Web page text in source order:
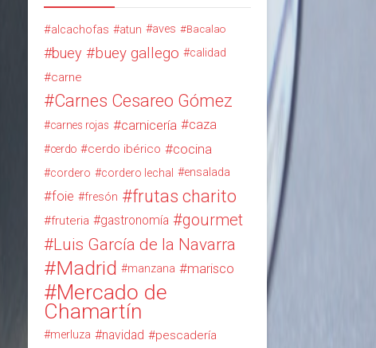
alcachofas atun aves Bacalao
buey buey gallego calidad
carne
Carnes Cesareo Gómez
carnes rojas carnicería caza
cerdo cerdo ibérico cocina
cordero cordero lechal ensalada
foie fresón frutas charito
fruteria gastronomía gourmet
Luis García de la Navarra
Madrid manzana marisco
Mercado de
Chamartín
merluza navidad pescadería